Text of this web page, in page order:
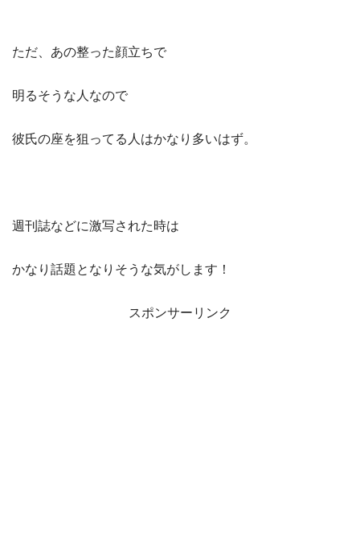
ただ、あの整った顔立ちで
明るそうな人なので
彼氏の座を狙ってる人はかなり多いはず。
週刊誌などに激写された時は
かなり話題となりそうな気がします！
スポンサーリンク